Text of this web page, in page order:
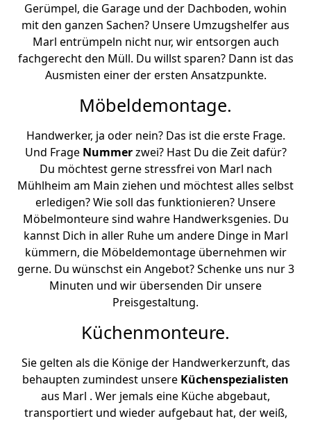
Gerümpel, die Garage und der Dachboden, wohin
mit den ganzen Sachen? Unsere Umzugshelfer aus
Marl entrümpeln nicht nur, wir entsorgen auch
fachgerecht den Müll. Du willst sparen? Dann ist das
Ausmisten einer der ersten Ansatzpunkte.
Möbeldemontage.
Handwerker, ja oder nein? Das ist die erste Frage.
Und Frage Nummerzwei? Hast Du die Zeit dafür?
Du möchtest gerne stressfrei von Marl nach
Mühlheim am Main ziehen und möchtest alles selbst
erledigen? Wie soll das funktionieren? Unsere
Möbelmonteure sind wahre Handwerksgenies. Du
kannst Dich in aller Ruhe um andere Dinge in Marl
kümmern, die Möbeldemontage übernehmen wir
gerne. Du wünschst ein Angebot? Schenke uns nur 3
Minuten und wir übersenden Dir unsere
Preisgestaltung.
Küchenmonteure.
Sie gelten als die Könige der Handwerkerzunft, das
behaupten zumindest unsere Küchenspezialisten
aus Marl . Wer jemals eine Küche abgebaut,
transportiert und wieder aufgebaut hat, der weiß,